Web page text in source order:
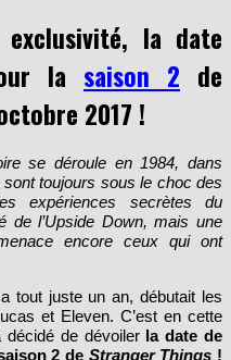
la date
lasaison 2de
2017 !
toujours sous le choc des
expériences secrètes du
de l’Upside Down, mais une
encore ceux qui ont
et Eleven. C’est en cette
décidé de dévoilerla date de
2 deStranger Things!